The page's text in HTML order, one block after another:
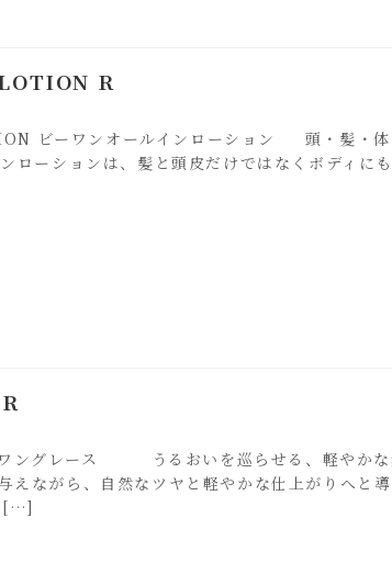
R
ビーワンオールインローション 頭・髪・体
ローションは、髪と頭皮だけではなくボディに
ングレース うるおいを巡らせる、軽やかな
えながら、自然なツヤと軽やかな仕上がりへと
[…]